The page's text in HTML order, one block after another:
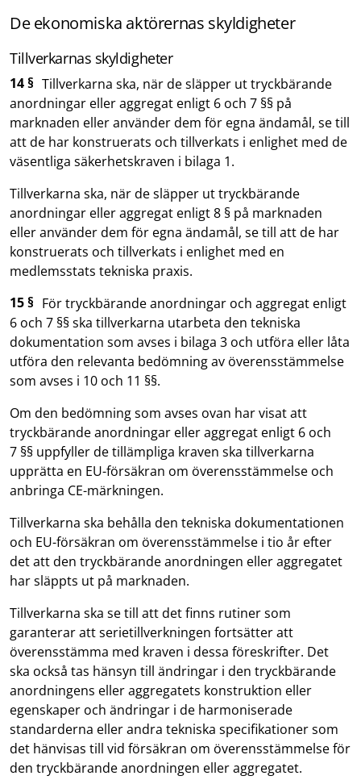
De ekonomiska aktörernas skyldigheter
Tillverkarnas skyldigheter
14 § Tillverkarna ska, när de släpper ut tryckbärande
anordningar eller aggregat enligt 6 och 7 §§ på
marknaden eller använder dem för egna ändamål, se till
att de har konstruerats och tillverkats i enlighet med de
väsentliga säkerhetskraven i bilaga 1.
Tillverkarna ska, när de släpper ut tryckbärande
anordningar eller aggregat enligt 8 § på marknaden
eller använder dem för egna ändamål, se till att de har
konstruerats och tillverkats i enlighet med en
medlemsstats tekniska praxis.
15 § För tryckbärande anordningar och aggregat enligt
6 och 7 §§ ska tillverkarna utarbeta den tekniska
dokumentation som avses i bilaga 3 och utföra eller låta
utföra den relevanta bedömning av överensstämmelse
som avses i 10 och 11 §§.
Om den bedömning som avses ovan har visat att
tryckbärande anordningar eller aggregat enligt 6 och
7 §§ uppfyller de tillämpliga kraven ska tillverkarna
upprätta en EU-försäkran om överensstämmelse och
anbringa CE-märkningen.
Tillverkarna ska behålla den tekniska dokumentationen
och EU-försäkran om överensstämmelse i tio år efter
det att den tryckbärande anordningen eller aggregatet
har släppts ut på marknaden.
Tillverkarna ska se till att det finns rutiner som
garanterar att serietillverkningen fortsätter att
överensstämma med kraven i dessa föreskrifter. Det
ska också tas hänsyn till ändringar i den tryckbärande
anordningens eller aggregatets konstruktion eller
egenskaper och ändringar i de harmoniserade
standarderna eller andra tekniska specifikationer som
det hänvisas till vid försäkran om överensstämmelse för
den tryckbärande anordningen eller aggregatet.